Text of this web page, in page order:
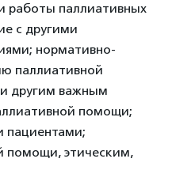
работы паллиативных
с другими
нормативно-
паллиативной
другим важным
помощи;
пациентами;
помощи, этическим,